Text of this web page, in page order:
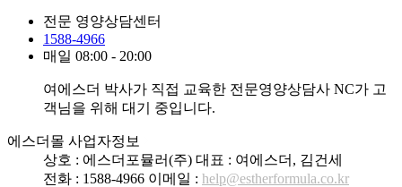
전문 영양상담센터
1588-4966
매일 08:00 - 20:00
여에스더 박사가 직접 교육한 전문영양상담사 NC가 고
객님을 위해 대기 중입니다.
에스더몰 사업자정보
상호 : 에스더포뮬러(주) 대표 : 여에스더, 김건세
전화 : 1588-4966 이메일 : help@estherformula.co.kr